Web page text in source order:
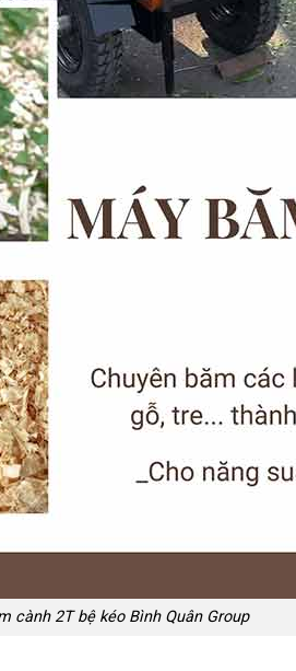
cành 2T bệ kéo Bình Quân Group